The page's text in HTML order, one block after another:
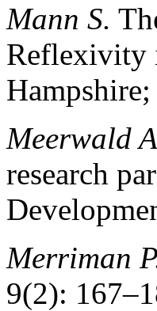
Mann S.
Reflexivity
Meerwald
research
Merriman
9(2):